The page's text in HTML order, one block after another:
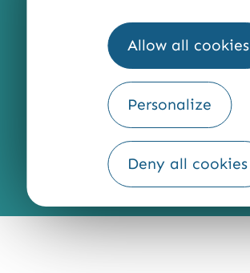
Allow all cookies
Personalize
Deny all cookies
Fourni par
Traduction